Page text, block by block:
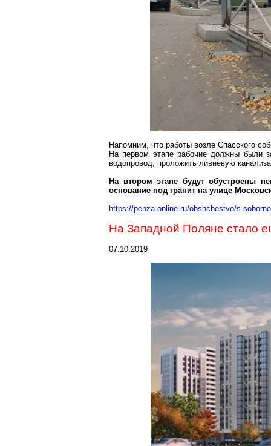
Напомним, что работы возле Спасского
На первом этапе рабочие должны были
водопровод, проложить ливневую
На втором этапе будут обустроены
основание под гранит на улице
https://penza-online.ru/obshchestvo/s-
На Западной Поляне стало
07.10.2019